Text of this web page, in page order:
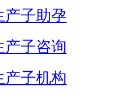
产子助孕
产子咨询
产子机构